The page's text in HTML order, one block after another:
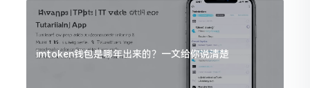
imtoken钱包是哪年出来的？一文给你说清楚